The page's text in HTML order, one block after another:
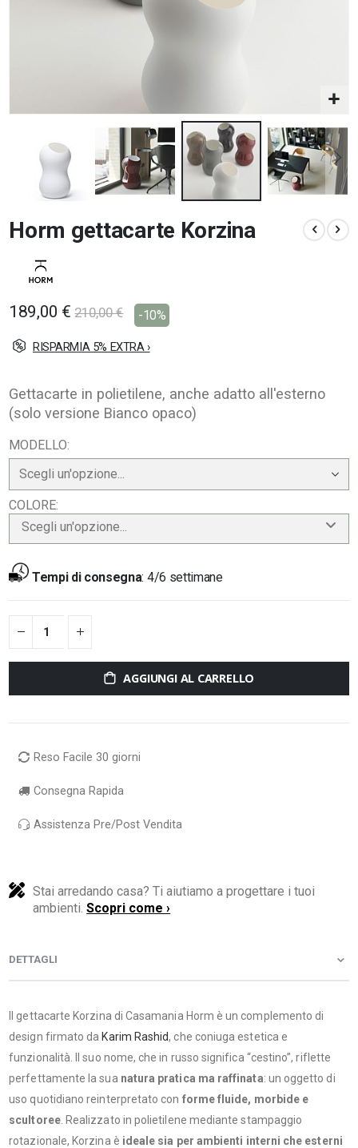
all'inizio
della
galleria
Horm gettacarte Korzina
189,00 € 210,00 € -10%
RISPARMIA 5% EXTRA ›
Gettacarte in polietilene, anche adatto all'esterno
(solo versione Bianco opaco)
MODELLO
COLORE
Scegli un'opzione...
Tempi di consegna: 4/6 settimane
AGGIUNGI AL CARRELLO
Reso Facile 30 giorni
Consegna Rapida
Assistenza Pre/Post Vendita
Stai arredando casa? Ti aiutiamo a progettare i tuoi
ambienti.Scopri come ›
DETTAGLI
Il gettacarte Korzina di Casamania Horm è un complemento di
design firmato da Karim Rashid, che coniuga estetica e
funzionalità. Il suo nome, che in russo significa “cestino”, riflette
perfettamente la sua natura pratica ma raffinata: un oggetto di
uso quotidiano reinterpretato con forme fluide, morbide e
scultoree. Realizzato in polietilene mediante stampaggio
rotazionale, Korzina è ideale sia per ambienti interni che esterni